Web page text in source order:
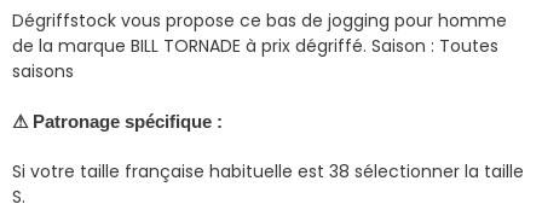
Dégriffstock vous propose ce bas de jogging pour homme
de la marque BILL TORNADE à prix dégriffé. Saison : Toutes
saisons
⚠ Patronage spécifique :
Si votre taille française habituelle est 38 sélectionner la taille
S.